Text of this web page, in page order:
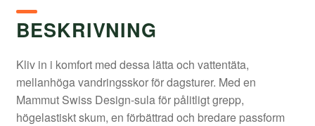
BESKRIVNING
Kliv in i komfort med dessa lätta och vattentäta,
mellanhöga vandringsskor för dagsturer. Med en
Mammut Swiss Design-sula för pålitligt grepp,
högelastiskt skum, en förbättrad och bredare passform